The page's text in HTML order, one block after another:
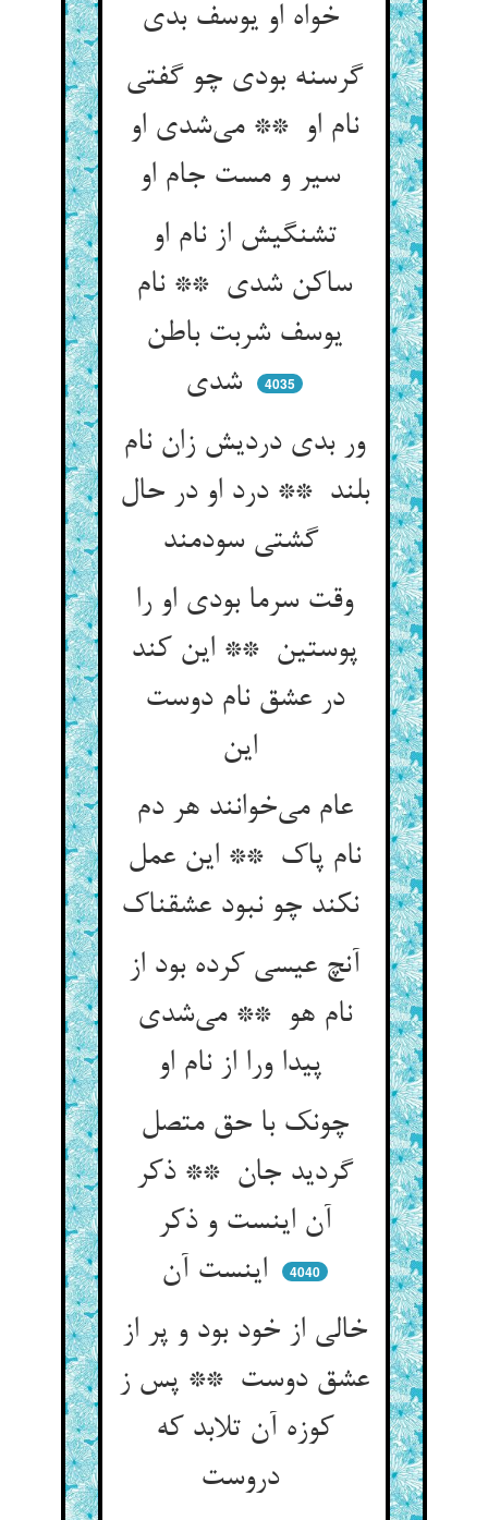
خواه او یوسف بدی
گرسنه بودی چو گفتی
نام او ** می‌شدی او
سیر و مست جام او
تشنگیش از نام او
ساکن شدی ** نام
یوسف شربت باطن
شدی
4035
ور بدی دردیش زان نام
بلند ** درد او در حال
گشتی سودمند
وقت سرما بودی او را
پوستین ** این کند
در عشق نام دوست
عام می‌خوانند هر دم
نام پاک ** این عمل
نکند چو نبود عشقناک
آنچ عیسی کرده بود از
نام هو ** می‌شدی
چونک با حق متصل
گردید جان ** ذکر
آن اینست و ذکر
اینست آن
4040
خالی از خود بود و پر از
عشق دوست ** پس ز
کوزه آن تلابد که
دروست